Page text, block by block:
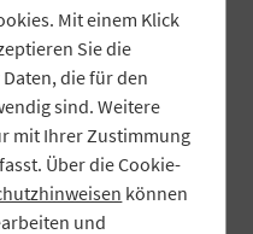
Innentäter-
Die Behandlung der
Authentizität
und
Mit einem Klick
Sie die
die für den
sind. Weitere
mit Ihrer Zustimmung
Über die Cookie-
können
und